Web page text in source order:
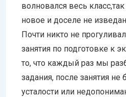
волновался весь
новое и доселе не
Почти никто не
занятия по подготовке к
то, что каждый раз мы
задания, после занятия
усталости или